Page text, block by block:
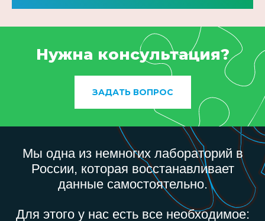
Нужна консультация?
ЗАДАТЬ ВОПРОС
Мы одна из немногих лабораторий в
России, которая восстанавливает
данные самостоятельно.
Для этого у нас есть все необходимое: